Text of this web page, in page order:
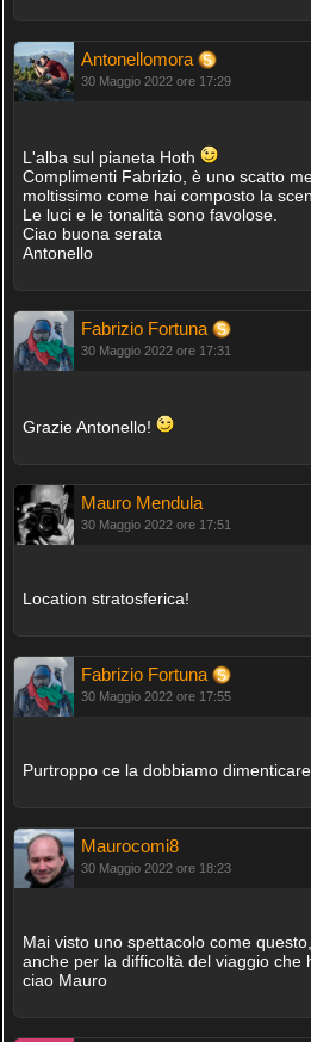
Antonellomora
30 Maggio 2022 ore 17:29
L'alba sul pianeta Hoth
Complimenti Fabrizio, è uno scatto
moltissimo come hai composto la
Le luci e le tonalità sono favolose.
Ciao buona serata
Antonello
Fabrizio Fortuna
30 Maggio 2022 ore 17:31
Grazie Antonello!
Mauro Mendula
30 Maggio 2022 ore 17:51
Location stratosferica!
Fabrizio Fortuna
30 Maggio 2022 ore 17:55
Purtroppo ce la dobbiamo
Maurocomi8
30 Maggio 2022 ore 18:23
Mai visto uno spettacolo come
anche per la difficoltà del viaggio che
ciao Mauro